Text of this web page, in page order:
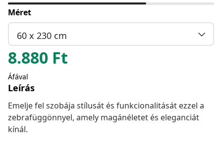
Méret
60 x 230 cm
8.880 Ft
Áfával
Leírás
Emelje fel szobája stílusát és funkcionalitását ezzel a
zebrafüggönnyel, amely magánéletet és eleganciát
kínál.